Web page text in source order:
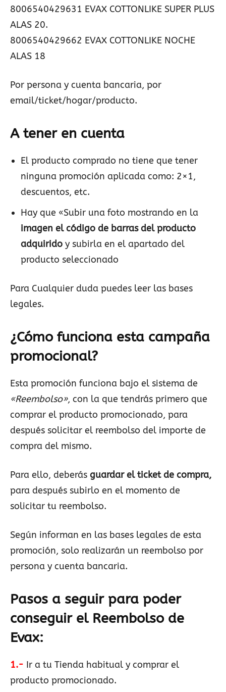
8006540429631 EVAX COTTONLIKE SUPER PLUS
ALAS 20.
8006540429662 EVAX COTTONLIKE NOCHE
ALAS 18
Por persona y cuenta bancaria, por
email/ticket/hogar/producto.
A tener en cuenta
El producto comprado no tiene que tener
ninguna promoción aplicada como: 2×1,
descuentos, etc.
Hay que «Subir una foto mostrando en la
imagen el código de barras del producto
adquirido y subirla en el apartado del
producto seleccionado
Para Cualquier duda puedes leer las bases
legales.
¿Cómo funciona esta campaña
promocional?
Esta promoción funciona bajo el sistema de
«Reembolso», con la que tendrás primero que
comprar el producto promocionado, para
después solicitar el reembolso del importe de
compra del mismo.
Para ello, deberás guardar el ticket de compra,
para después subirlo en el momento de
solicitar tu reembolso.
Según informan en las bases legales de esta
promoción, solo realizarán un reembolso por
persona y cuenta bancaria.
Pasos a seguir para poder
conseguir el Reembolso de
Evax:
1.- Ir a tu Tienda habitual y comprar el
producto promocionado.